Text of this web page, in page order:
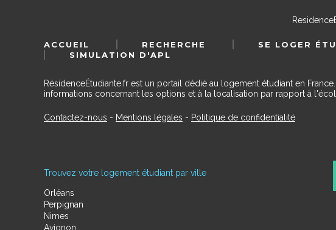
ACCUEIL RECHERCHE SE LOGER
SIMULATION D'APL
RésidenceÉtudiante.fr est un portail dédié au logement étudiant en
informations concernant les options et à la localisation par rapport à
Contactez-nous - Mentions légales - Politique de confidentialité
Trouvez votre logement étudiant par ville
Orléans
Perpignan
Nimes
Avignon